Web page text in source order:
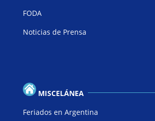
FODA
Noticias de Prensa
MISCELÁNEA
Feriados en Argentina